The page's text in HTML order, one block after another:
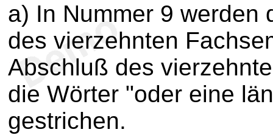
a) In Nummer 9 werden
des vierzehnten
Abschluß des
die Wörter "oder eine
gestrichen.